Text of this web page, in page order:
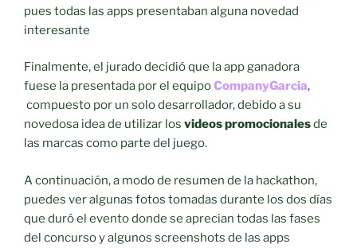
pues todas las apps presentaban alguna novedad
interesante
Finalmente, el jurado decidió que la app ganadora
fuese la presentada por el equipoCompanyGarcia,
compuesto por un solo desarrollador, debido a su
novedosa idea de utilizar los videos promocionalesde
las marcas como parte del juego.
A continuación, a modo de resumen de la hackathon,
puedes ver algunas fotos tomadas durante los dos días
que duró el evento donde se aprecian todas las fases
del concurso y algunos screenshots de las apps